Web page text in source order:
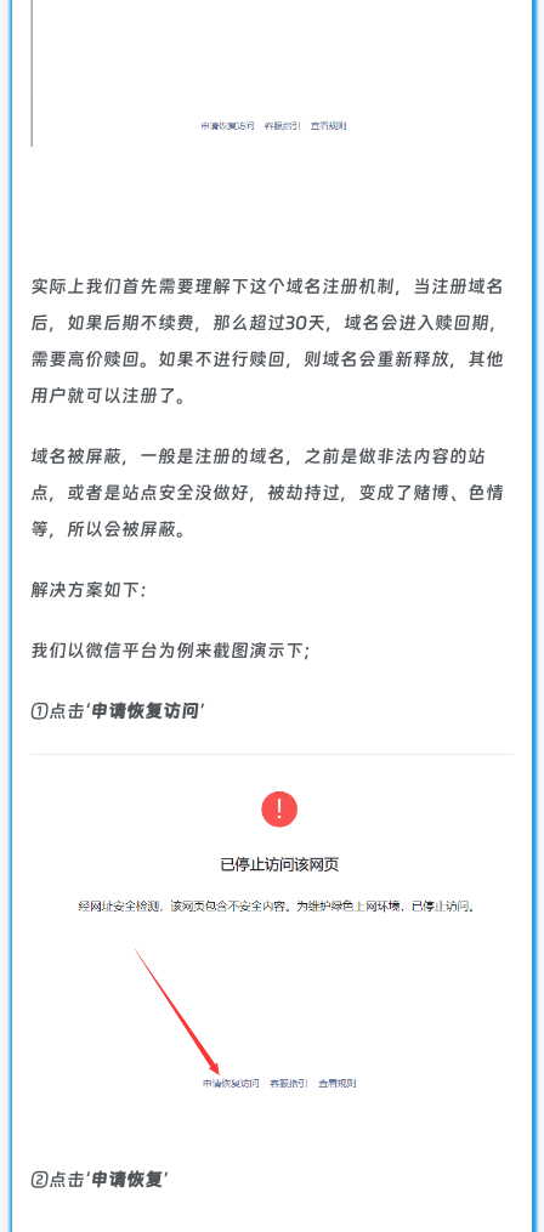
实际上我们首先需要理解下这个域名注册机制，当注册域名
后，如果后期不续费，那么超过30天，域名会进入赎回期，
需要高价赎回。如果不进行赎回，则域名会重新释放，其他
用户就可以注册了。
域名被屏蔽，一般是注册的域名，之前是做非法内容的站
点，或者是站点安全没做好，被劫持过，变成了赌博、色情
等，所以会被屏蔽。
解决方案如下：
我们以微信平台为例来截图演示下；
①点击‘申请恢复访问’
②点击‘申请恢复’